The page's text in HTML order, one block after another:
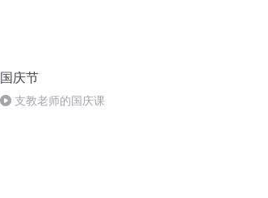
国庆节
支教老师的国庆课